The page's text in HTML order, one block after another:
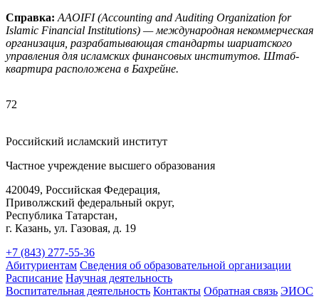
Справка: AAOIFI (Accounting and Auditing Organization for
Islamic Financial Institutions) — международная некоммерческая
организация, разрабатывающая стандарты шариатского
управления для исламских финансовых институтов. Штаб-
квартира расположена в Бахрейне.
72
Российский исламский институт
Частное учреждение высшего образования
420049, Российская Федерация,
Приволжский федеральный округ,
Республика Татарстан,
г. Казань, ул. Газовая, д. 19
+7 (843) 277-55-36
Абитуриентам Сведения об образовательной организации
Расписание Научная деятельность
Воспитательная деятельность Контакты Обратная связь ЭИОС